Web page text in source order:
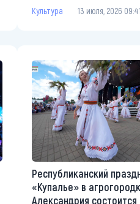
Культура 13 июля, 2026 09:41
Республиканский
«Купалье» в
Александрия состоится